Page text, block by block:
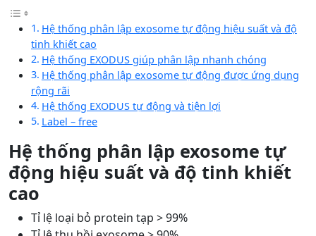
Hệ thống phân lập exosome tự động hiệu suất và độ
tinh khiết cao
Hệ thống EXODUS giúp phân lập nhanh chóng
Hệ thống phân lập exosome tự động được ứng dụng
rộng rãi
Hệ thống EXODUS tự động và tiện lợi
Label – free
Hệ thống phân lập exosome tự
động hiệu suất và độ tinh khiết
cao
Tỉ lệ loại bỏ protein tạp > 99%